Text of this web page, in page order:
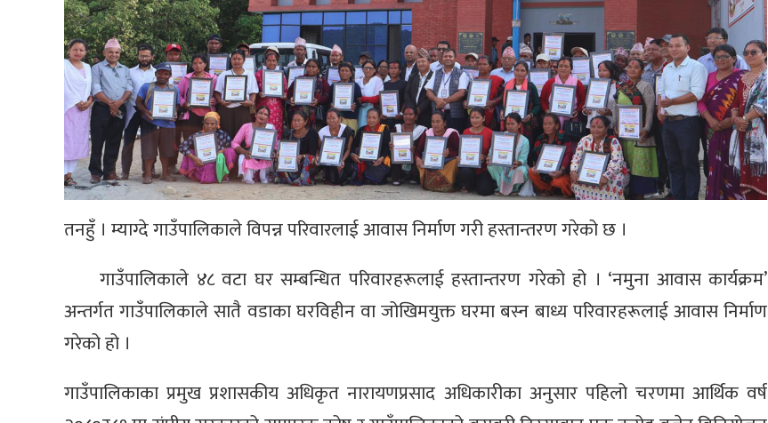
तनहुँ । म्याग्दे गाउँपालिकाले विपन्न परिवारलाई आवास निर्माण गरी हस्तान्तरण गरेको छ ।
गाउँपालिकाले ४८ वटा घर सम्बन्धित परिवारहरूलाई हस्तान्तरण गरेको हो । ‘नमुना आवास कार्यक्रम’
अन्तर्गत गाउँपालिकाले सातै वडाका घरविहीन वा जोखिमयुक्त घरमा बस्न बाध्य परिवारहरूलाई आवास निर्माण
गरेको हो ।
गाउँपालिकाका प्रमुख प्रशासकीय अधिकृत नारायणप्रसाद अधिकारीका अनुसार पहिलो चरणमा आर्थिक वर्ष